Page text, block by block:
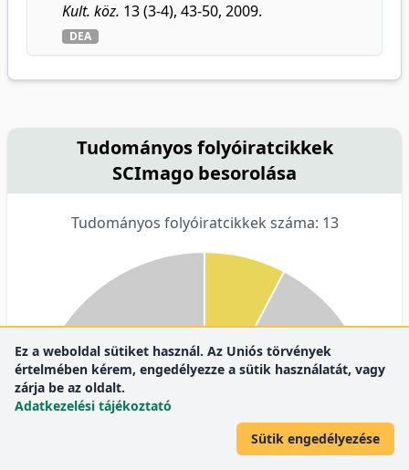
Kult. köz. 13 (3-4), 43-50, 2009.
DEA
Tudományos folyóiratcikkek
SCImago besorolása
Tudományos folyóiratcikkek száma: 13
Ez a weboldal sütiket használ. Az Uniós törvények
értelmében kérem, engedélyezze a sütik használatát, vagy
zárja be az oldalt.
Adatkezelési tájékoztató
Sütik engedélyezése